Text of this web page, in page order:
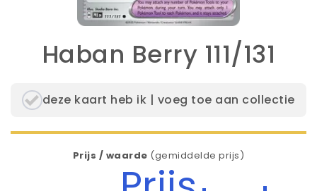
Haban Berry 111/131
deze kaart heb ik | voeg toe aan collectie
Prijs / waarde (gemiddelde prijs)